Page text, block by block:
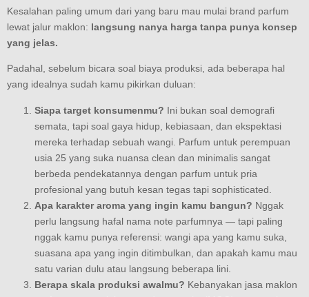
Kesalahan paling umum dari yang baru mau mulai brand parfum
lewat jalur maklon: langsung nanya harga tanpa punya konsep
yang jelas.
Padahal, sebelum bicara soal biaya produksi, ada beberapa hal
yang idealnya sudah kamu pikirkan duluan:
Siapa target konsumenmu? Ini bukan soal demografi
semata, tapi soal gaya hidup, kebiasaan, dan ekspektasi
mereka terhadap sebuah wangi. Parfum untuk perempuan
usia 25 yang suka nuansa clean dan minimalis sangat
berbeda pendekatannya dengan parfum untuk pria
profesional yang butuh kesan tegas tapi sophisticated.
Apa karakter aroma yang ingin kamu bangun? Nggak
perlu langsung hafal nama note parfumnya — tapi paling
nggak kamu punya referensi: wangi apa yang kamu suka,
suasana apa yang ingin ditimbulkan, dan apakah kamu mau
satu varian dulu atau langsung beberapa lini.
Berapa skala produksi awalmu? Kebanyakan jasa maklon